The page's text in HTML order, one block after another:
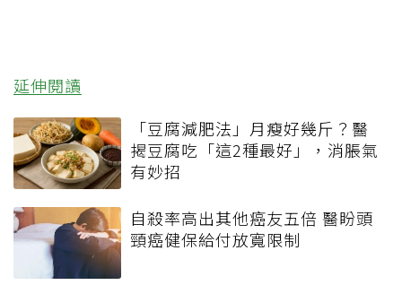
延伸閱讀
「豆腐減肥法」月瘦好幾斤？醫
揭豆腐吃「這2種最好」，消脹氣
有妙招
自殺率高出其他癌友五倍 醫盼頭
頸癌健保給付放寬限制